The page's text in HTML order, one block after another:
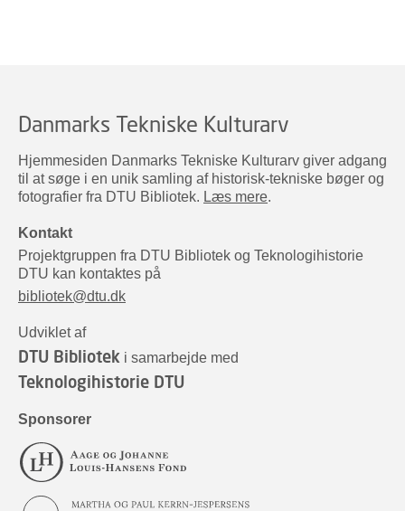
Danmarks Tekniske Kulturarv
Hjemmesiden Danmarks Tekniske Kulturarv giver adgang
til at søge i en unik samling af historisk-tekniske bøger og
fotografier fra DTU Bibliotek. Læs mere.
Kontakt
Projektgruppen fra DTU Bibliotek og Teknologihistorie
DTU kan kontaktes på
bibliotek@dtu.dk
Udviklet af
DTU Bibliotek i samarbejde med
Teknologihistorie DTU
Sponsorer